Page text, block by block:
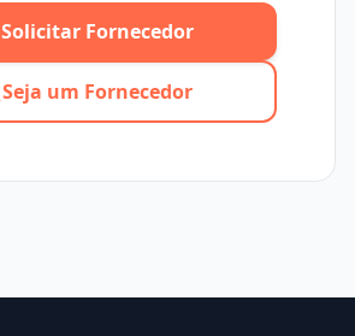
Solicitar Fornecedor
Seja um Fornecedor